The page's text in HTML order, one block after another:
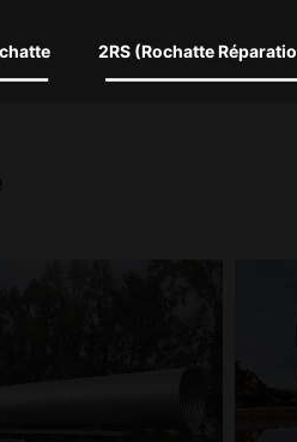
2RS (Rochatte